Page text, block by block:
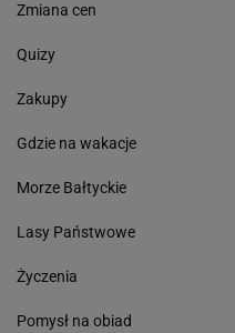
Zmiana cen
Quizy
Zakupy
Gdzie na wakacje
Morze Bałtyckie
Lasy Państwowe
Życzenia
Pomysł na obiad